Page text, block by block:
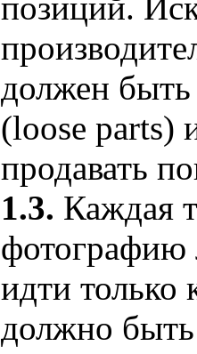
должен быть
(loose parts)
продавать
1.3. Каждая
фотографию
идти только
должно